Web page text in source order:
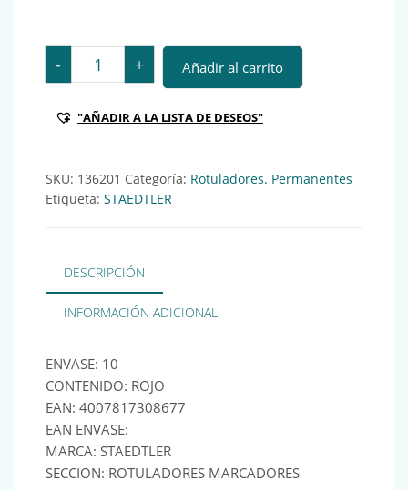
- STD ROTULADOR LUMOCOLOR 313 P/SFINA AZUL
+ Añadir al carrito
"AÑADIR A LA LISTA DE DESEOS"
SKU: 136201 Categoría: Rotuladores. Permanentes
Etiqueta: STAEDTLER
DESCRIPCIÓN
INFORMACIÓN ADICIONAL
ENVASE: 10
CONTENIDO: ROJO
EAN: 4007817308677
EAN ENVASE:
MARCA: STAEDTLER
SECCION: ROTULADORES MARCADORES